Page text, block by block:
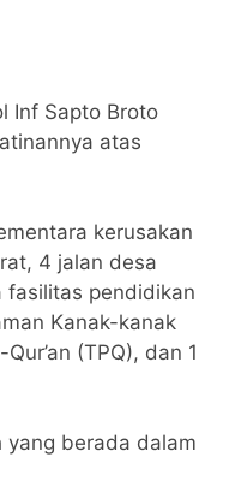
Inf Sapto Broto
atas
kerusakan
4 jalan desa
fasilitas pendidikan
Kanak-kanak
(TPQ), dan 1
yang berada dalam